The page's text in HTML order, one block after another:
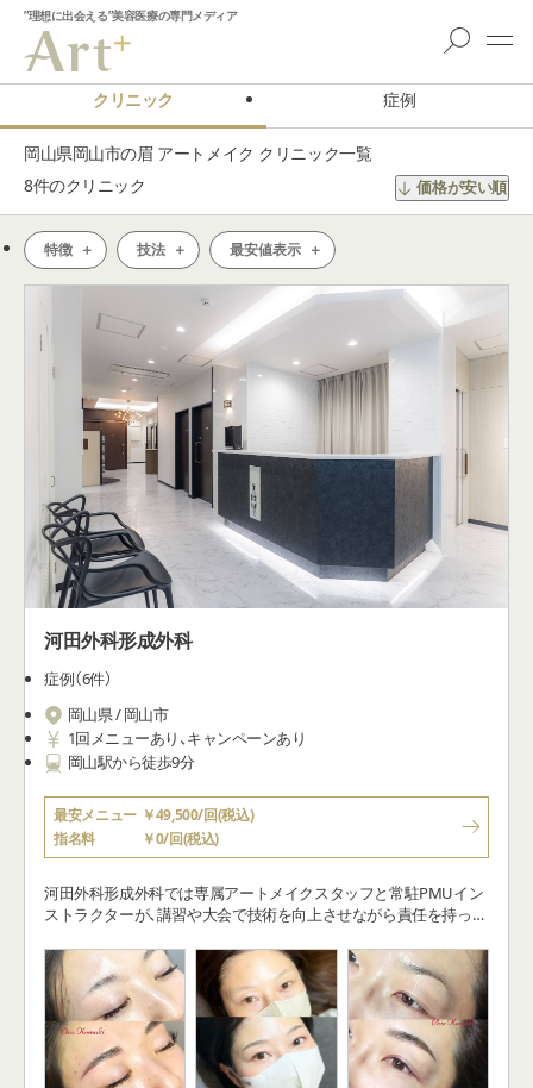
”理想に出会える”美容医療の専門メディア
クリニック 症例
岡山県岡山市の眉 アートメイク クリニック一覧
8件のクリニック 価格が安い順
特徴 技法 最安値表示
河田外科形成外科
症例（6件）
岡山県 / 岡山市
1回メニューあり、キャンペーンあり
岡山駅から徒歩9分
最安メニュー ￥49,500/回(税込)
指名料
￥0/回(税込)
河田外科形成外科では専属アートメイクスタッフと常駐PMUイン
ストラクターが、講習や大会で技術を向上させながら責任を持って
署と連携して理想のデザインを提供します。